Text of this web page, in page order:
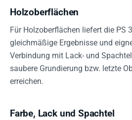
Holzoberflächen
Für Holzoberflächen liefert die PS
gleichmäßige Ergebnisse und
Verbindung mit Lack- und
saubere Grundierung bzw. letzte
erreichen.
Farbe, Lack und Spachtel